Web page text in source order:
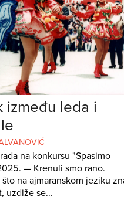
između leda i
na konkursu "Spasimo
— Krenuli smo rano.
što na ajmaranskom jeziku
uzdiže se...